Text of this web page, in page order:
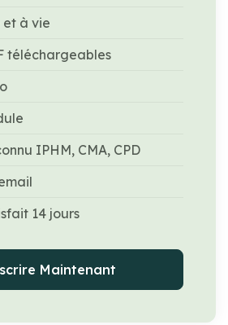
et à vie
téléchargeables
IPHM, CMA, CPD
14 jours
Maintenant